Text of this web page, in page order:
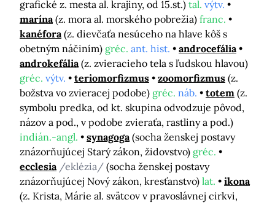
grafické z. mesta al. krajiny, od 15.st.) tal. výtv.
marína (z. mora al. morského pobrežia) franc.
kanéfora (z. dievčaťa nesúceho na hlave kôš s
obetným náčiním) gréc. ant. hist.
androcefália
androkefália (z. zvieracieho tela s ľudskou hlavou)
gréc. výtv. teriomorfizmus zoomorfizmus (z.
božstva vo zvieracej podobe) gréc. náb. totem (z.
symbolu predka, od kt. skupina odvodzuje pôvod,
názov a pod., v podobe zvieraťa, rastliny a pod.)
indián.-angl.
synagoga (socha ženskej postavy
znázorňujúcej Starý zákon, židovstvo) gréc.
ecclesia /eklézia/ (socha ženskej postavy
znázorňujúcej Nový zákon, kresťanstvo) lat.
ikona
(z. Krista, Márie al. svätcov v pravoslávnej cirkvi,